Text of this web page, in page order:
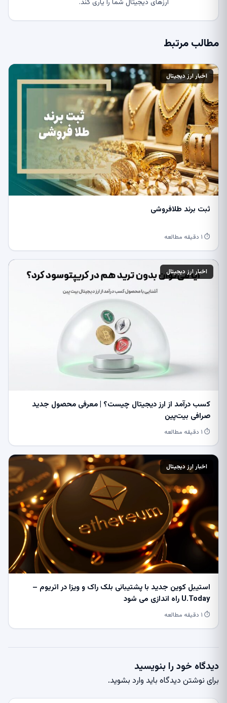
ارزهای دیجیتال شما را یاری کند.
مطالب مرتبط
اخبار ارز دیجیتال
ثبت برند طلافروشی
⏱ ۱ دقیقه مطالعه
اخبار ارز دیجیتال
کسب درآمد از ارز دیجیتال چیست؟ | معرفی محصول جدید
صرافی بیت‌پین
⏱ ۱ دقیقه مطالعه
اخبار ارز دیجیتال
استیبل کوین جدید با پشتیبانی بلک راک و ویزا در اتریوم –
U.Today راه اندازی می شود
⏱ ۱ دقیقه مطالعه
دیدگاه خود را بنویسید
برای نوشتن دیدگاه باید وارد بشوید.